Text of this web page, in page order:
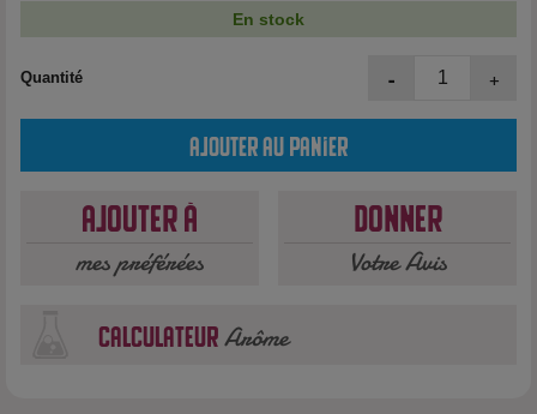
En stock
Quantité - +
Ajouter au panier
Ajouter à
mes préférées
Donner
Votre Avis
calculateur Arôme